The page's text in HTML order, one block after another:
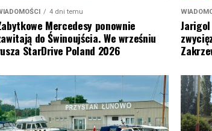
4 dni temu
Mercedesy ponownie
do Świnoujścia. We wrześniu
StarDrive Poland 2026